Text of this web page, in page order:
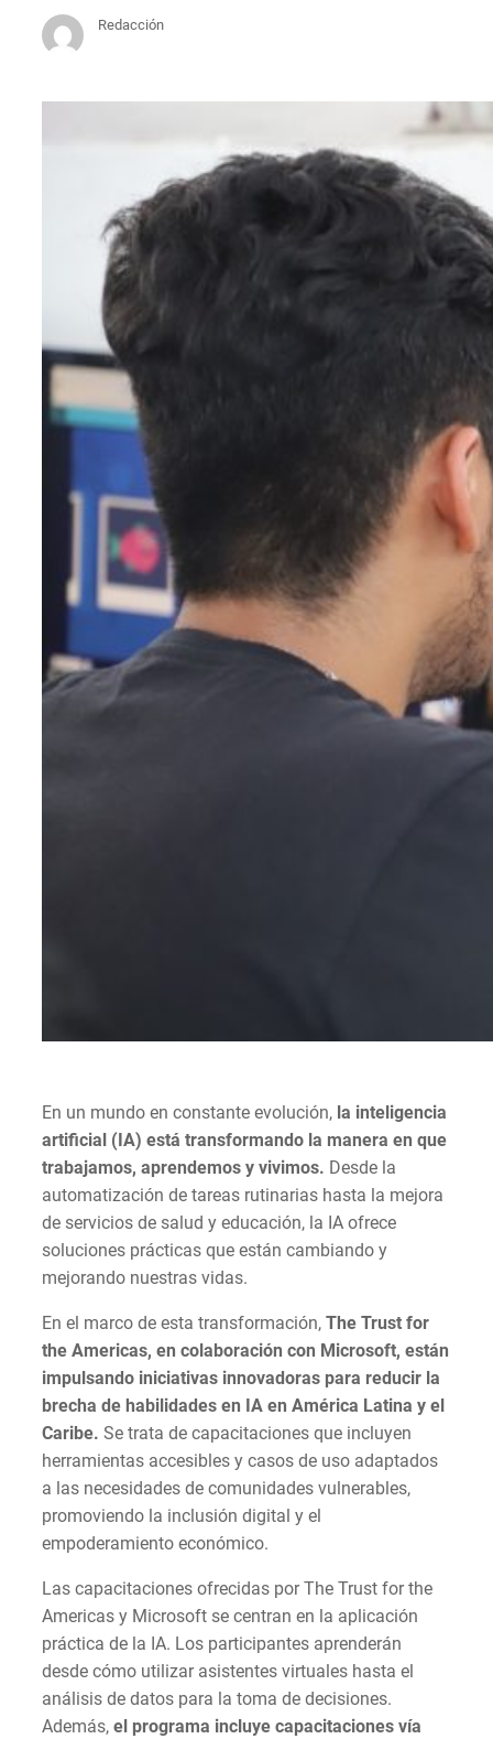
Redacción
En un mundo en constante evolución, la inteligencia
artificial (IA) está transformando la manera en que
trabajamos, aprendemos y vivimos. Desde la
automatización de tareas rutinarias hasta la mejora
de servicios de salud y educación, la IA ofrece
soluciones prácticas que están cambiando y
mejorando nuestras vidas.
En el marco de esta transformación, The Trust for
the Americas, en colaboración con Microsoft, están
impulsando iniciativas innovadoras para reducir la
brecha de habilidades en IA en América Latina y el
Caribe. Se trata de capacitaciones que incluyen
herramientas accesibles y casos de uso adaptados
a las necesidades de comunidades vulnerables,
promoviendo la inclusión digital y el
empoderamiento económico.
Las capacitaciones ofrecidas por The Trust for the
Americas y Microsoft se centran en la aplicación
práctica de la IA. Los participantes aprenderán
desde cómo utilizar asistentes virtuales hasta el
análisis de datos para la toma de decisiones.
Además, el programa incluye capacitaciones vía